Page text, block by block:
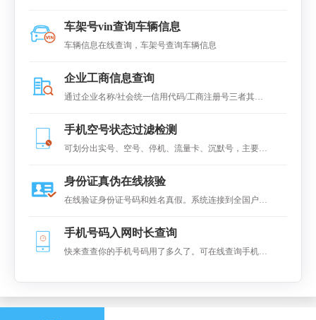
车架号vin查询车辆信息
车辆信息在线查询，车架号查询车辆信息
企业工商信息查询
通过企业名称/社会统一信用代码/工商注册号三者其中
信息。
手机空号状态过滤检测
可划分出实号、空号、停机、流量卡、沉默号，主要广
数据整理、保险代理行业等。
身份证真伪在线核验
在线验证身份证号码和姓名真假。系统连接到全国户籍
手机号码入网时长查询
快来查查你的手机号码用了多久了。可在线查询手机号